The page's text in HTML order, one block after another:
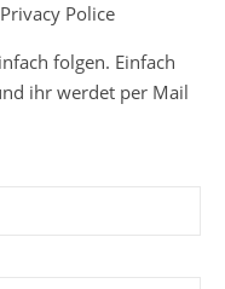
Police
folgen. Einfach
ihr werdet per Mail